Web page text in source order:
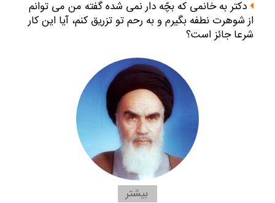
دكتر به خانمى كه بچّه‏ دار نمى‏ شده گفته من مى‏ توانم
از شوهرت نطفه بگيرم و به رحم تو تزريق كنم، آيا اين كار
شرعا جائز است؟
بيشتر